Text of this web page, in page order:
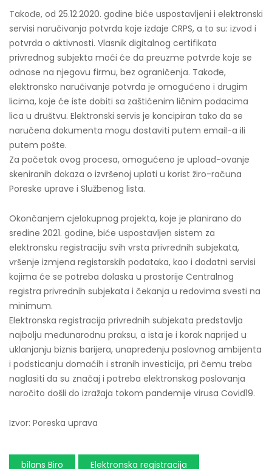
Takođe, od 25.12.2020. godine biće uspostavljeni i elektronski
servisi naručivanja potvrda koje izdaje CRPS, a to su: izvod i
potvrda o aktivnosti. Vlasnik digitalnog certifikata
privrednog subjekta moći će da preuzme potvrde koje se
odnose na njegovu firmu, bez ograničenja. Takođe,
elektronsko naručivanje potvrda je omogućeno i drugim
licima, koje će iste dobiti sa zaštićenim ličnim podacima
lica u društvu. Elektronski servis je koncipiran tako da se
naručena dokumenta mogu dostaviti putem email-a ili
putem pošte.
Za početak ovog procesa, omogućeno je upload-ovanje
skeniranih dokaza o izvršenoj uplati u korist žiro-računa
Poreske uprave i Službenog lista.
Okončanjem cjelokupnog projekta, koje je planirano do
sredine 2021. godine, biće uspostavljen sistem za
elektronsku registraciju svih vrsta privrednih subjekata,
vršenje izmjena registarskih podataka, kao i dodatni servisi
kojima će se potreba dolaska u prostorije Centralnog
registra privrednih subjekata i čekanja u redovima svesti na
minimum.
Elektronska registracija privrednih subjekata predstavlja
najbolju međunarodnu praksu, a ista je i korak naprijed u
uklanjanju biznis barijera, unapređenju poslovnog ambijenta
i podsticanju domaćih i stranih investicija, pri čemu treba
naglasiti da su značaj i potreba elektronskog poslovanja
naročito došli do izražaja tokom pandemije virusa Covid19.
Izvor: Poreska uprava
bilans Biro
Elektronska registracija